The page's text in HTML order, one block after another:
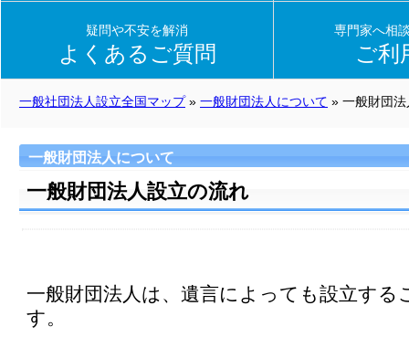
一般社団法人設立全国マップ» 一般財団法人について » 一般財団
一般財団法人について
一般財団法人設立の流れ
一般財団法人は、遺言によっても設立する
す。
疑問や不安を解消
よくあるご質問
専門家へ相
ご利